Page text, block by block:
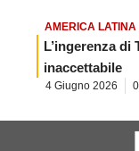
AMERICA
L’ingerenza di
inaccettabile
4 Giugno 2026